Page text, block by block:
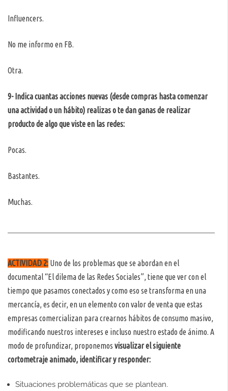
Influencers.
No me informo en FB.
Otra.
9- Indica cuantas acciones nuevas (desde compras hasta comenzar
una actividad o un hábito) realizas o te dan ganas de realizar
producto de algo que viste en las redes:
Pocas.
Bastantes.
Muchas.
ACTIVIDAD 2: Uno de los problemas que se abordan en el
documental “El dilema de las Redes Sociales”, tiene que ver con el
tiempo que pasamos conectados y como eso se transforma en una
mercancía, es decir, en un elemento con valor de venta que estas
empresas comercializan para crearnos hábitos de consumo masivo,
modificando nuestros intereses e incluso nuestro estado de ánimo. A
modo de profundizar, proponemos visualizar el siguiente
cortometraje animado, identificar y responder:
Situaciones problemáticas que se plantean.